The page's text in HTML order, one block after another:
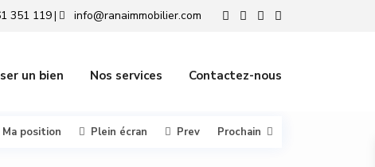
351 119| info@ranaimmobilier.com
un bien Nos services Contactez-nous
Ma position Plein écran Prev Prochain